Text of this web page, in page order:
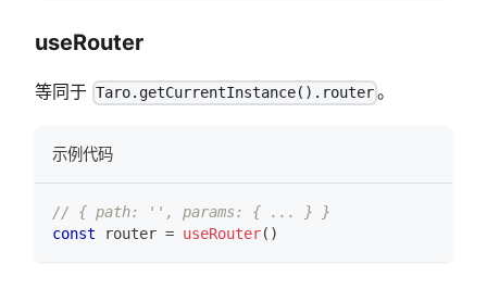
useRouter
等同于 Taro.getCurrentInstance().router 。
示例代码
// { path: '', params: { ... } }
const router = useRouter( )